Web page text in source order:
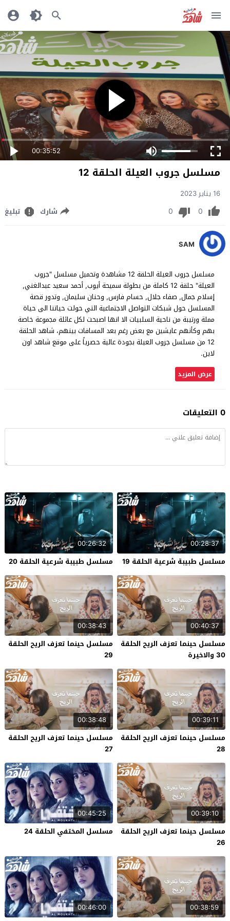
00:35:52
مسلسل جروب العيلة الحلقة 12
16 يناير 2023
0
0 شارك تبليغ
SAM
مسلسل جروب العيلة الحلقة 12 مشاهدة وتحميل مسلسل "جروب
العيلة" حلقة 12 كاملة من بطولة سميحة أيوب, أحمد سعيد عبدالغني,
إسلام جمال, صفاء جلال, حسام فارس, وحنان سليمان, وتدور قصة
المسلسل حول شبكات التواصل الاجتماعية التي حولت حياتنا الى حياة
مملة ورتيبة من ناحية السلبيات الا انها اصبحت لكل عائلة مجموعة خاصة
بهم وكأنهم عايشين مع بعض رغم بعد المسافات بينهم، شاهد الحلقة
12 من مسلسل جروب العيلة بجودة عالية حصرياً على موقع شاهد اون
لاين.
عرض المزيد
0 التعليقات
00:28:37
مسلسل طبيبة شرعية الحلقة 19
00:26:32
مسلسل طبيبة شرعية الحلقة 20
00:40:37
مسلسل حينما تعزف الريح الحلقة
30 والاخيرة
00:38:43
مسلسل حينما تعزف الريح الحلقة
29
00:39:11
مسلسل حينما تعزف الريح الحلقة
28
00:38:48
مسلسل حينما تعزف الريح الحلقة
27
00:39:10
مسلسل حينما تعزف الريح الحلقة
26
00:45:25
مسلسل المختفي الحلقة 24
00:38:59
00:46:00